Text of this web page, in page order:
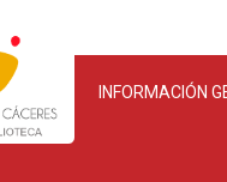
INFORMACIÓN